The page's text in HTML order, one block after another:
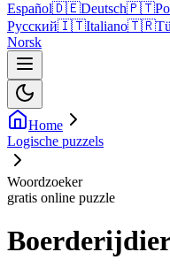
Español🇩🇪Deutsch🇵🇹
Русский🇮🇹Italiano🇹🇷
Norsk
Home
Logische puzzels
Woordzoeker
gratis online puzzle